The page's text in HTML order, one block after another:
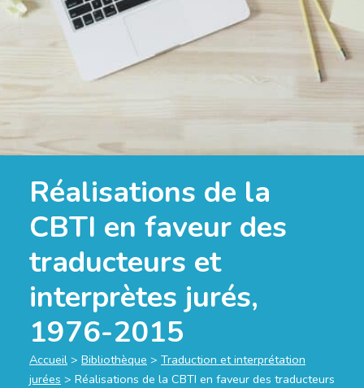
Réalisations de la
CBTI en faveur des
traducteurs et
interprètes jurés,
1976-2015
Accueil > Bibliothèque > Traduction et interprétation
jurées > Réalisations de la CBTI en faveur des traducteurs